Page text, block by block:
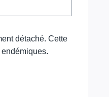
détaché. Cette